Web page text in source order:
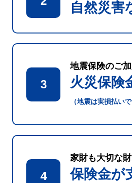
自然災害
3
地震保険のご
火災保険
（地震は実損払い
4
家財も大切な財
保険金が